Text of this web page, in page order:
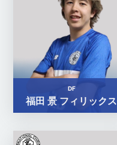
DF
福田 景 フィリックス